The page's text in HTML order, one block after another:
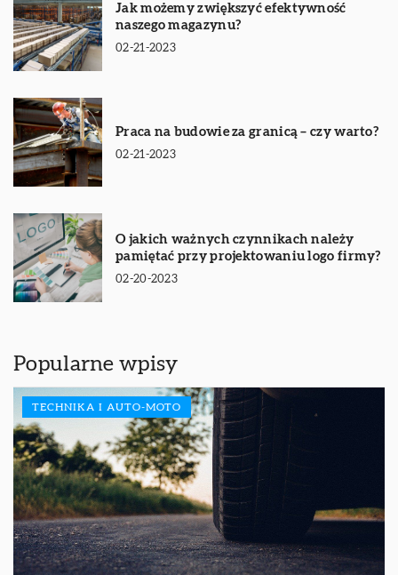
Jak możemy zwiększyć efektywność
naszego magazynu?
02-21-2023
Praca na budowie za granicą – czy warto?
02-21-2023
O jakich ważnych czynnikach należy
pamiętać przy projektowaniu logo firmy?
02-20-2023
Popularne wpisy
TECHNIKA I AUTO-MOTO